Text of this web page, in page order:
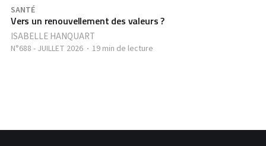
SANTÉ
Vers un renouvellement des valeurs ?
ISABELLE HANQUART
N°688 - JUILLET 2026 19 min de lecture